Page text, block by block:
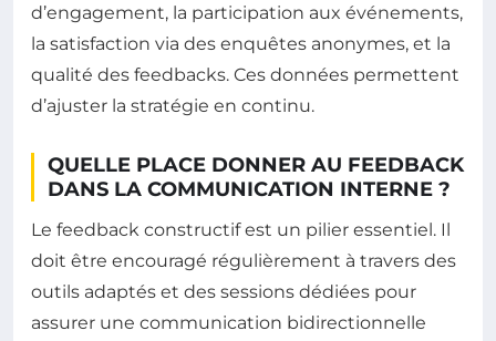
d’engagement, la participation aux événements,
la satisfaction via des enquêtes anonymes, et la
qualité des feedbacks. Ces données permettent
d’ajuster la stratégie en continu.
QUELLE PLACE DONNER AU FEEDBACK
DANS LA COMMUNICATION INTERNE ?
Le feedback constructif est un pilier essentiel. Il
doit être encouragé régulièrement à travers des
outils adaptés et des sessions dédiées pour
assurer une communication bidirectionnelle